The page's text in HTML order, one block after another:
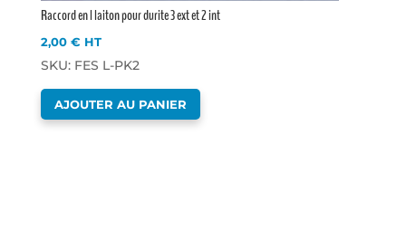
Raccord en l laiton pour durite 3 ext et 2 int
2,00€ HT
SKU: FES L-PK2
AJOUTER AU PANIER